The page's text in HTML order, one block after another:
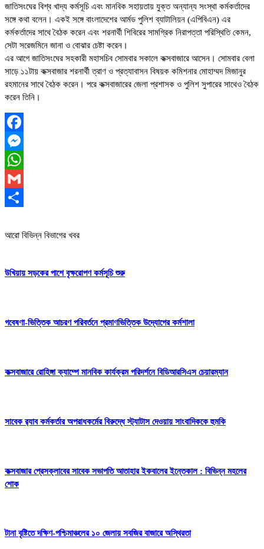
জাতিসংঘের বিশ্ব খাদ্য কর্মসূচি এবং মানবিক সহায়তায় যুক্ত অন্যান্য সংস্থা কর্মকর্তাদের
সঙ্গে কথা বলেন। একই সঙ্গে বাংলাদেশের আর্মড পুলিশ ব্যাটালিয়ন (এপিবিএন) এর
কর্মকর্তাদের সাথে বৈঠক করেন এবং শরনার্থী শিবিরের সামগ্রিক নিরাপত্তা পরিস্থিতি কেমন,
সেটা সরেজমিনে জানা ও বোঝার চেষ্টা করেন।
এর আগে জাতিসংঘের সহকারী মহাসচিব সোমবার সকালে কক্সবাজারে আসেন। সোমবার বেলা
সাড়ে ১১টায় কক্সবাজার শরনার্থী ত্রাণ ও প্রত্যাবাসন বিষয়ক কমিশনার মোহাম্মদ মিজানুর
রহমানের সাথে বৈঠক করেন। পরে কক্সবাজারের জেলা প্রশাসক ও পুলিশ সুপারের সাথেও বৈঠক
করেন তিনি।
Facebook
Messenger
WhatsApp
Gmail
আরো বিভিন্ন বিভাগের খবর
উখিয়ায় সড়কের পাশে বৃক্ষরোপণ কর্মসূচি শুরু
গবেষণা-ভিত্তিক আচরণ পরিবর্তনে প্রমাণভিত্তিক উদ্যোগের কর্মশালা
কক্সবাজারে রোহিঙ্গা ক্যাম্পে মানবিক কার্যক্রম পরিদর্শনে বিডিআরসিএস চেয়ারম্যান
সাবেক র‍্যাব কর্মকর্তার অপরাধকর্মের বিরুদ্ধে স্ট্যাটাস দেওয়ায় সাংবাদিককে হুমকি
কক্সবাজার প্রেসক্লাবের সাবেক সভাপতি আতাহার ইকবালের ইন্তেকাল : বিভিন্ন মহলের
শোক
টানা বৃষ্টিতে দক্ষিণ-পশ্চিমাঞ্চলের ১০ জেলায় সবজির বাজারে অস্থিরতা